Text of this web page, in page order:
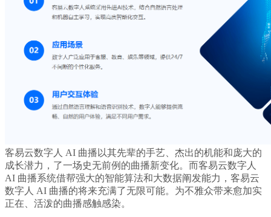
客易云数字人 AI 曲播以其先辈的手艺、杰出的机能和庞大的
成长潜力，了一场史无前例的曲播新变化。而客易云数字人
AI 曲播系统借帮强大的智能算法和大数据阐发能力，客易云
数字人 AI 曲播的将来充满了无限可能。为不雅众带来愈加实
正在、活泼的曲播感触感染。